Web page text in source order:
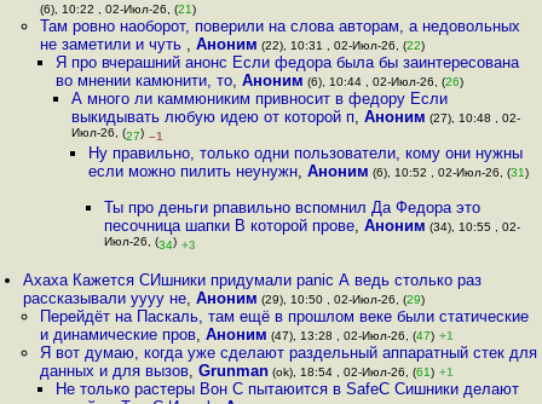
(6), 10:22 , 02-Июл-26, (21)
Там ровно наоборот, поверили на слова авторам, а недовольных
не заметили и чуть , Аноним (22), 10:31 , 02-Июл-26, (22)
Я про вчерашний анонс Если федора была бы заинтересована
во мнении камюнити, то, Аноним (6), 10:44 , 02-Июл-26, (26)
А много ли каммюниким привносит в федору Если
выкидывать любую идею от которой п,Аноним (27), 10:48 , 02-
Июл-26, (27) –1
Ну правильно, только одни пользователи, кому они нужны
если можно пилить неунужн, Аноним (6), 10:52 , 02-Июл-26, (31)
Ты про деньги рпавильно вспомнил Да Федора это
песочница шапки В которой прове, Аноним (34), 10:55 , 02-
Июл-26, (34) +3
Ахаха Кажется СИшники придумали panic А ведь столько раз
рассказывали уууу не,Аноним (29), 10:50 , 02-Июл-26, (29)
Перейдёт на Паскаль, там ещё в прошлом веке были статические
и динамические пров, Аноним (47), 13:28 , 02-Июл-26, (47) +1
Я вот думаю, когда уже сделают раздельный аппаратный стек для
данных и для вызов, Grunman(ok), 18:54 , 02-Июл-26, (61) +1
Не только растеры Вон С пытаюится в SafeC Сишники делают